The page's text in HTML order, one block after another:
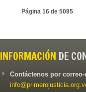
Página 16 de 5085
INFORMACIÓN DE
Contáctenos por